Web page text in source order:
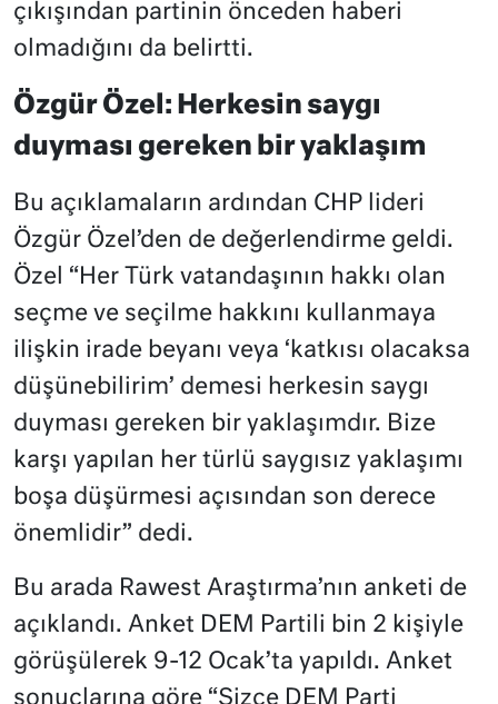
çıkışından partinin önceden haberi
olmadığını da belirtti.
Özgür Özel: Herkesin saygı
duyması gereken bir yaklaşım
Bu açıklamaların ardından CHP lideri
Özgür Özel’den de değerlendirme geldi.
Özel “Her Türk vatandaşının hakkı olan
seçme ve seçilme hakkını kullanmaya
ilişkin irade beyanı veya ‘katkısı olacaksa
düşünebilirim’ demesi herkesin saygı
duyması gereken bir yaklaşımdır. Bize
karşı yapılan her türlü saygısız yaklaşımı
boşa düşürmesi açısından son derece
önemlidir” dedi.
Bu arada Rawest Araştırma’nın anketi de
açıklandı. Anket DEM Partili bin 2 kişiyle
görüşülerek 9-12 Ocak’ta yapıldı. Anket